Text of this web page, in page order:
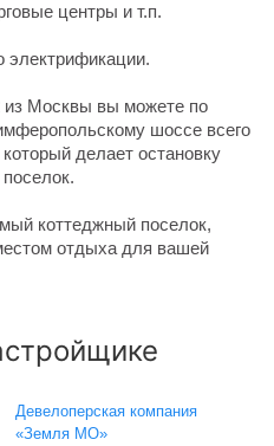
центры и т.п.
электрификации.
из Москвы вы можете по
шоссе всего
делает остановку
коттеджный поселок,
отдыха для вашей
Девелоперская компания
«Земля МО»